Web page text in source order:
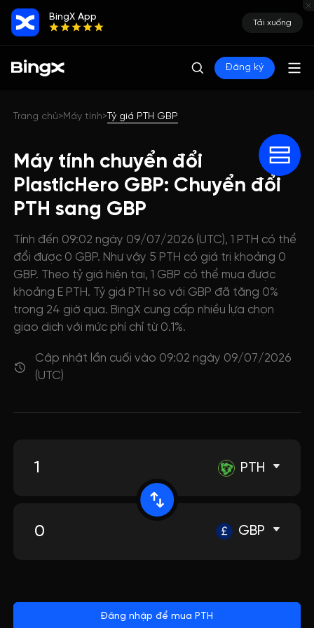
BingX App
Tải xuống
Đăng ký
Trang chủ>Máy tính>Tỷ giá PTH GBP
Máy tính chuyển đổi
PlasticHero GBP: Chuyển đổi
PTH sang GBP
Tính đến 09:02 ngày 09/07/2026 (UTC), 1 PTH có thể
đổi được 0 GBP. Như vậy 5 PTH có giá trị khoảng 0
GBP. Theo tỷ giá hiện tại, 1 GBP có thể mua được
khoảng E PTH. Tỷ giá PTH so với GBP đã tăng 0%
trong 24 giờ qua. BingX cung cấp nhiều lựa chọn
giao dịch với mức phí chỉ từ 0.1%.
Cập nhật lần cuối vào 09:02 ngày 09/07/2026
(UTC)
PTH
GBP
Đăng nhập để mua PTH